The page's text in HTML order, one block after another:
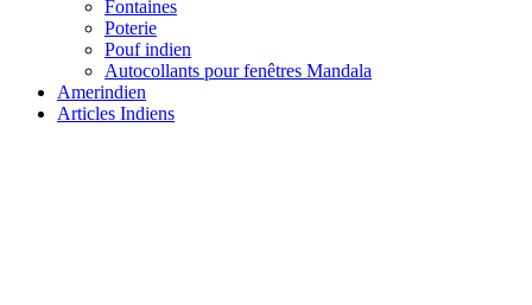
Fontaines
Poterie
Pouf indien
Autocollants pour fenêtres Mandala
Amerindien
Articles Indiens